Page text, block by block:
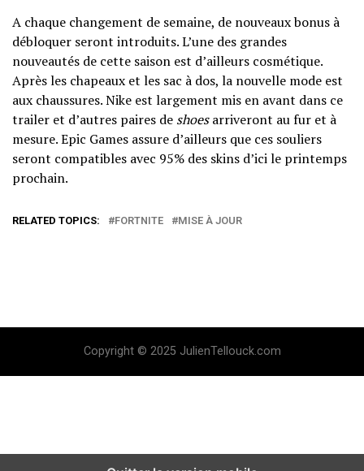
A chaque changement de semaine, de nouveaux bonus à
débloquer seront introduits. L’une des grandes
nouveautés de cette saison est d’ailleurs cosmétique.
Après les chapeaux et les sac à dos, la nouvelle mode est
aux chaussures. Nike est largement mis en avant dans ce
trailer et d’autres paires de shoesarriveront au fur et à
mesure. Epic Games assure d’ailleurs que ces souliers
seront compatibles avec 95% des skins d’ici le printemps
prochain.
RELATED TOPICS: FORTNITE MISE À JOUR
Copyright © 2025 JulienTellouck.com